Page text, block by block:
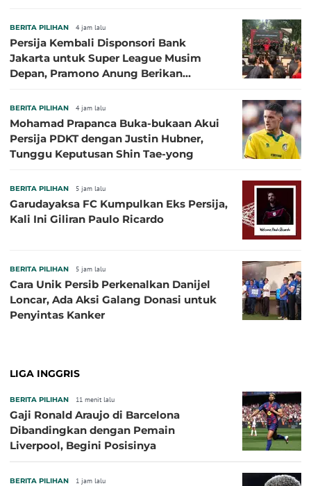
BERITA PILIHAN 4 jam lalu
Persija Kembali Disponsori Bank
Jakarta untuk Super League Musim
Depan, Pramono Anung Berikan
BERITA PILIHAN 4 jam lalu
Mohamad Prapanca Buka-bukaan Akui
Persija PDKT dengan Justin Hubner,
Tunggu Keputusan Shin Tae-yong
BERITA PILIHAN 5 jam lalu
Garudayaksa FC Kumpulkan Eks Persija,
Kali Ini Giliran Paulo Ricardo
BERITA PILIHAN 5 jam lalu
Cara Unik Persib Perkenalkan Danijel
Loncar, Ada Aksi Galang Donasi untuk
Penyintas Kanker
LIGA INGGRIS
BERITA PILIHAN 11 menit lalu
Gaji Ronald Araujo di Barcelona
Dibandingkan dengan Pemain
Liverpool, Begini Posisinya
BERITA PILIHAN 1 jam lalu